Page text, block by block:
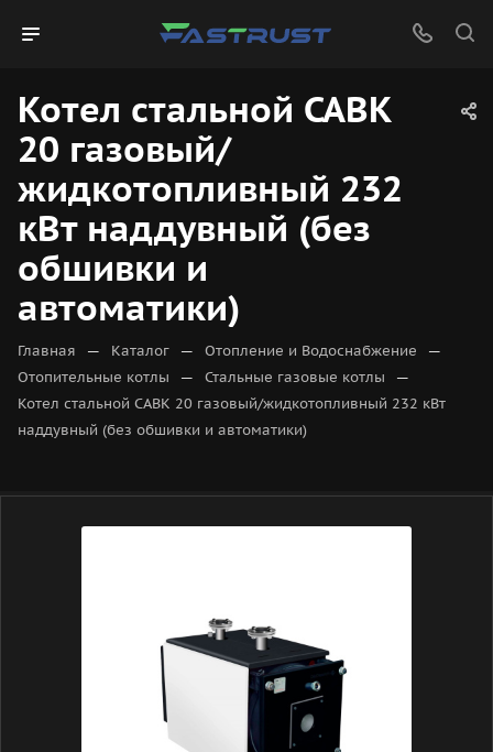
Котел стальной CABK
20 газовый/
жидкотопливный 232
кВт наддувный (без
обшивки и
автоматики)
Главная — Каталог — Отопление и Водоснабжение —
Отопительные котлы — Стальные газовые котлы —
Котел стальной CABK 20 газовый/жидкотопливный 232 кВт
наддувный (без обшивки и автоматики)